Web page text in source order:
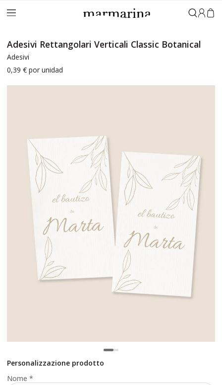
Accedi
Adesivi Rettangolari Verticali Classic Botanical
Adesivi
0,39 € por unidad
Personalizzazione prodotto
Nome *